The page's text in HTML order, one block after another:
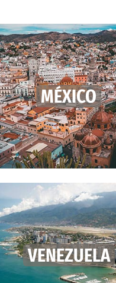
MÉXICO
VENEZUELA